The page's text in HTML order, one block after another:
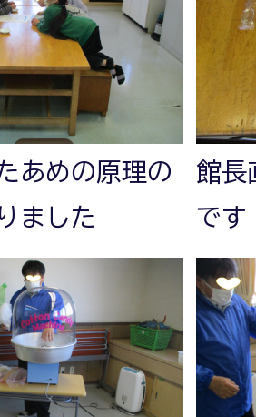
あめの原理の
ました
館長
です